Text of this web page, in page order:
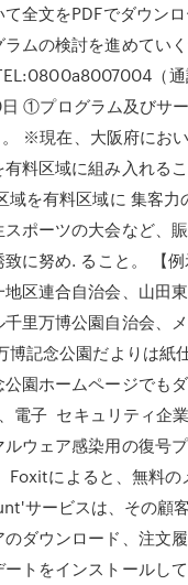
全文をPDFでダウンロ
ムの検討を進めていく
（通
①プログラム及びサ
※現在、大阪府にお
料区域に組み入れる
域を有料区域に 集客力
ポーツの大会など、
致に努め. ること。 【
区連合自治会、山田東
里万博公園自治会、
博記念公園だよりは紙
園ホームページでも
電子 セキュリティ企
ウェア感染用の復号
Foxitによると、無料の
サービスは、その顧
のダウンロード、注文
ートをインストールし